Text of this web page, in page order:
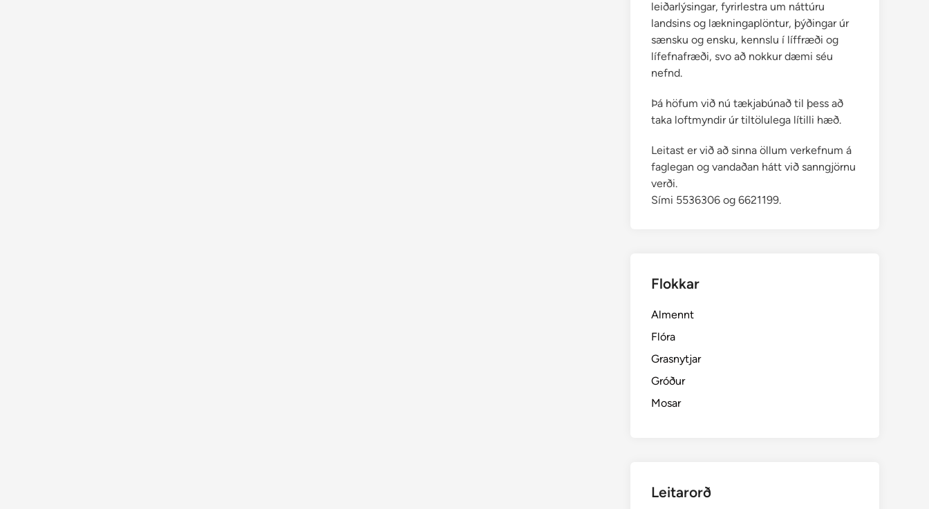
leiðarlýsingar, fyrirlestra um náttúru
landsins og lækningaplöntur, þýðingar úr
sænsku og ensku, kennslu í líffræði og
lífefnafræði, svo að nokkur dæmi séu
nefnd.
Þá höfum við nú tækjabúnað til þess að
taka loftmyndir úr tiltölulega lítilli hæð.
Leitast er við að sinna öllum verkefnum á
faglegan og vandaðan hátt við sanngjörnu
verði.
Sími 5536306 og 6621199.
Flokkar
Almennt
Flóra
Grasnytjar
Gróður
Mosar
Leitarorð